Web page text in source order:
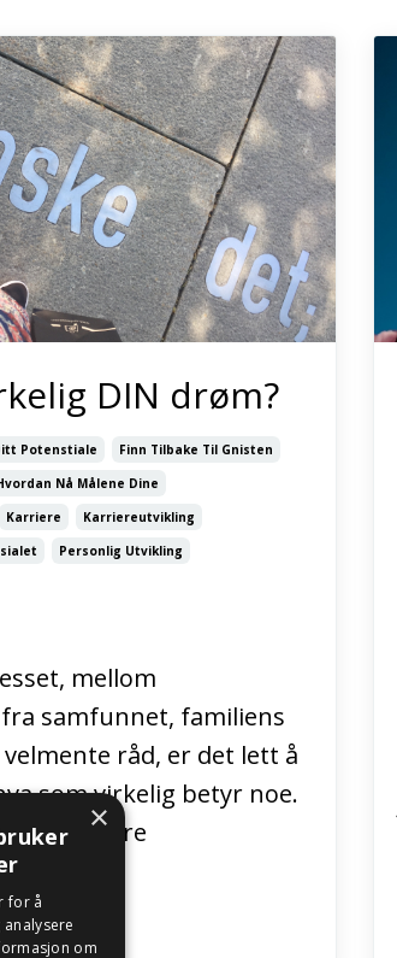
DIN drøm?
Potenstiale
Finn Tilbake Til Gnisten
Nå Målene Dine
Karriere
Karriereutvikling
Personlig Utvikling
mellom
samfunnet, familiens
råd, er det lett å
som virkelig betyr noe.
det være
×
for å
om